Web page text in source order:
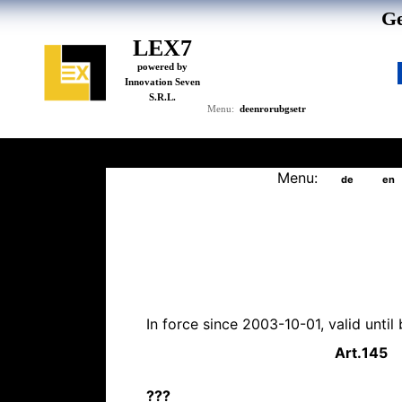
LEX7
powered by
Innovation Seven
S.R.L.
Menu: deenrorubgsetr
Menu: de en
In force since 2003-10-01, valid
Art.145
???